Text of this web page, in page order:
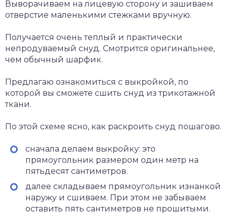
Выворачиваем на лицевую сторону и зашиваем
отверстие маленькими стежками вручную.
Получается очень теплый и практически
непродуваемый снуд. Смотрится оригинальнее,
чем обычный шарфик.
Предлагаю ознакомиться с выкройкой, по
которой вы сможете сшить снуд из трикотажной
ткани.
По этой схеме ясно, как раскроить снуд пошагово.
сначала делаем выкройку: это
прямоугольник размером один метр на
пятьдесят сантиметров.
далее складываем прямоугольник изнанкой
наружу и сшиваем. При этом не забываем
оставить пять сантиметров не прошитыми.